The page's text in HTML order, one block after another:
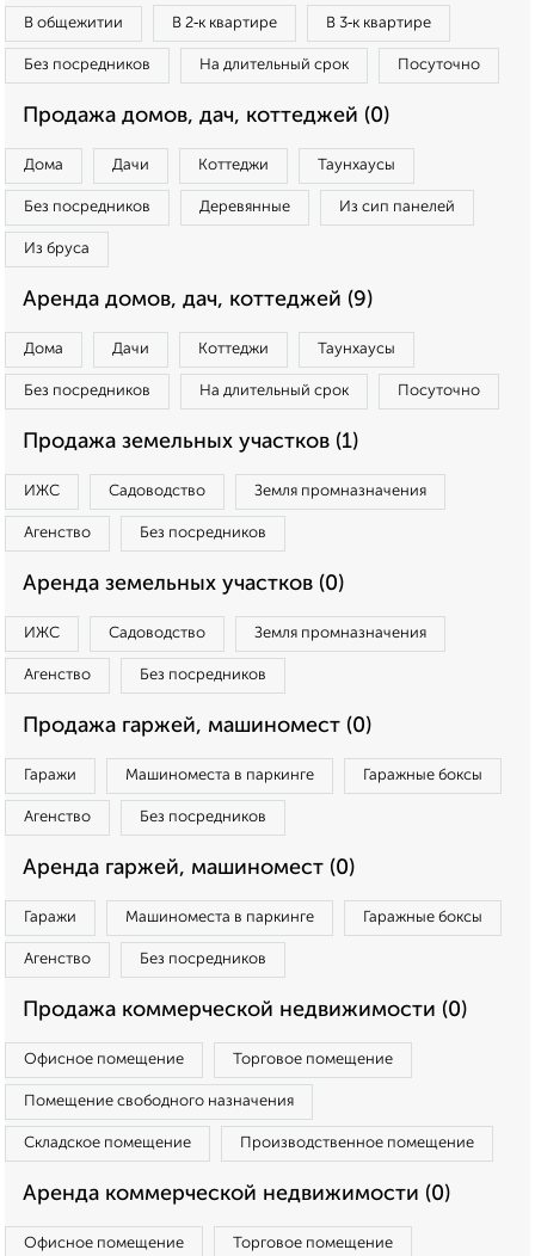
В общежитии В 2‑к квартире В 3‑к квартире
Без посредников На длительный срок Посуточно
Продажа домов, дач, коттеджей (0)
Дома Дачи Коттеджи Таунхаусы
Без посредников Деревянные Из сип панелей
Из бруса
Аренда домов, дач, коттеджей (9)
Дома Дачи Коттеджи Таунхаусы
Без посредников На длительный срок Посуточно
Продажа земельных участков (1)
ИЖС Садоводство Земля промназначения
Агенство Без посредников
Аренда земельных участков (0)
ИЖС Садоводство Земля промназначения
Агенство Без посредников
Продажа гаржей, машиномест (0)
Гаражи Машиноместа в паркинге Гаражные боксы
Агенство Без посредников
Аренда гаржей, машиномест (0)
Гаражи Машиноместа в паркинге Гаражные боксы
Агенство Без посредников
Продажа коммерческой недвижимости (0)
Офисное помещение Торговое помещение
Помещение свободного назначения
Складское помещение Производственное помещение
Аренда коммерческой недвижимости (0)
Офисное помещение Торговое помещение